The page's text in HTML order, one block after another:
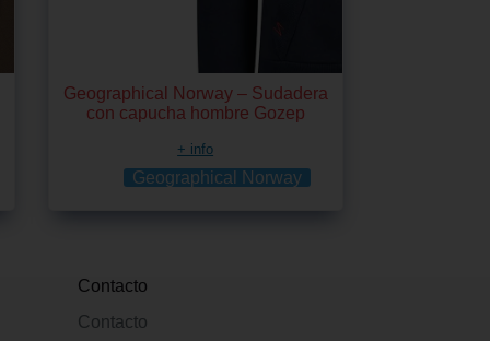
Geographical Norway – Sudadera
con capucha hombre Gozep
+ info
Geographical Norway
Contacto
Contacto